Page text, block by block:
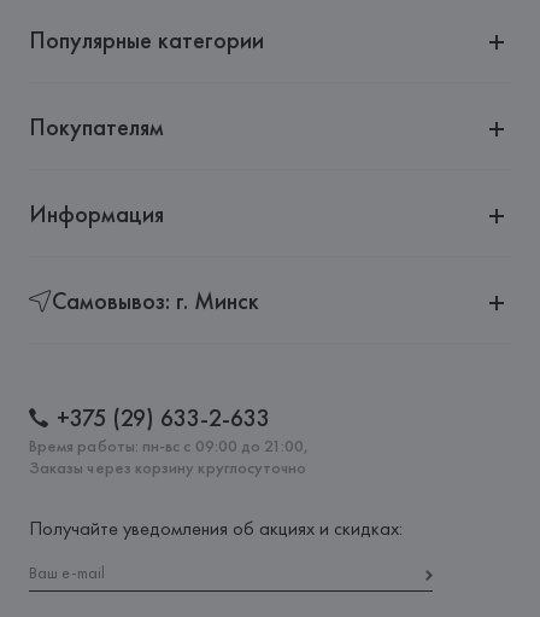
Популярные категории
Покупателям
Информация
Самовывоз: г. Минск
+375 (29) 633-2-633
Время работы: пн-вс с 09:00 до 21:00,
Заказы через корзину круглосуточно
Получайте уведомления об акциях и скидках: